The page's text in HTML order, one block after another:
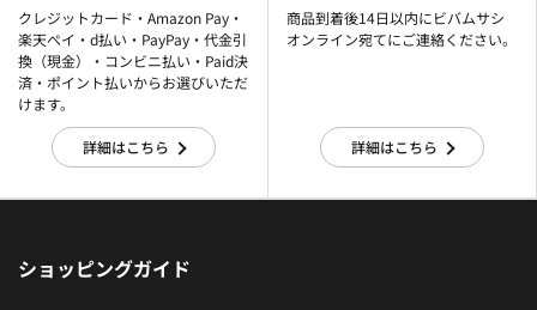
クレジットカード・Amazon Pay・
楽天ぺイ・d払い・PayPay・代金引
換（現金）・コンビニ払い・Paid決
済・ポイント払いからお選びいただ
けます。
詳細はこちら
商品到着後14日以内にビバムサシ
オンライン宛てにご連絡ください。
詳細はこちら
ショッピングガイド